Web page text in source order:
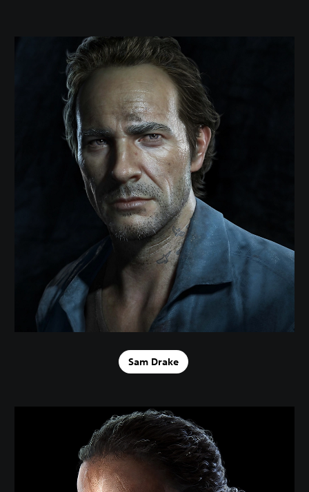
Sam Drake